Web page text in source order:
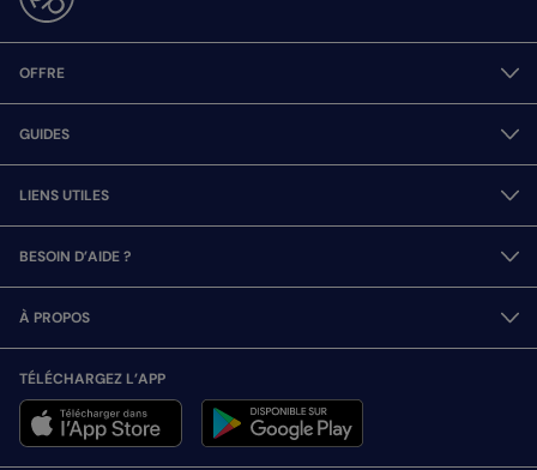
OFFRE
GUIDES
LIENS UTILES
BESOIN D’AIDE ?
À PROPOS
TÉLÉCHARGEZ L’APP